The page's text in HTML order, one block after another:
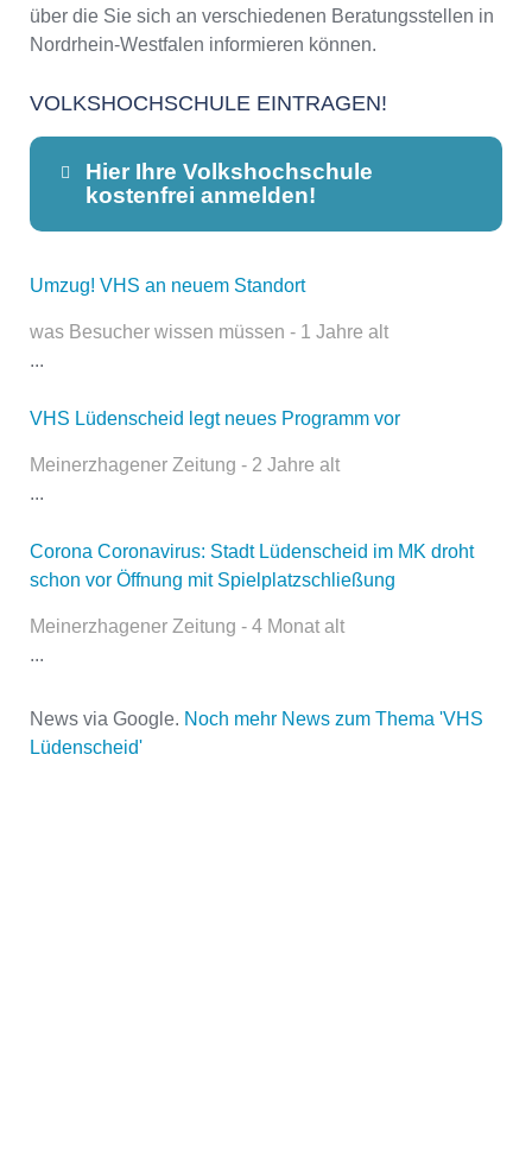
über die Sie sich an verschiedenen Beratungsstellen in
Nordrhein-Westfalen informieren können.
VOLKSHOCHSCHULE EINTRAGEN!
Hier Ihre Volkshochschule
kostenfrei anmelden!
Dieser Teil dient lediglich zur
E-Mail*
Umzug! VHS an neuem Standort
was Besucher wissen müssen - 1 Jahre alt
...
VHS Lüdenscheid legt neues Programm vor
Meinerzhagener Zeitung - 2 Jahre alt
...
Corona Coronavirus: Stadt Lüdenscheid im MK droht
schon vor Öffnung mit Spielplatzschließung
Meinerzhagener Zeitung - 4 Monat alt
...
News via Google. Noch mehr News zum Thema 'VHS
Lüdenscheid'